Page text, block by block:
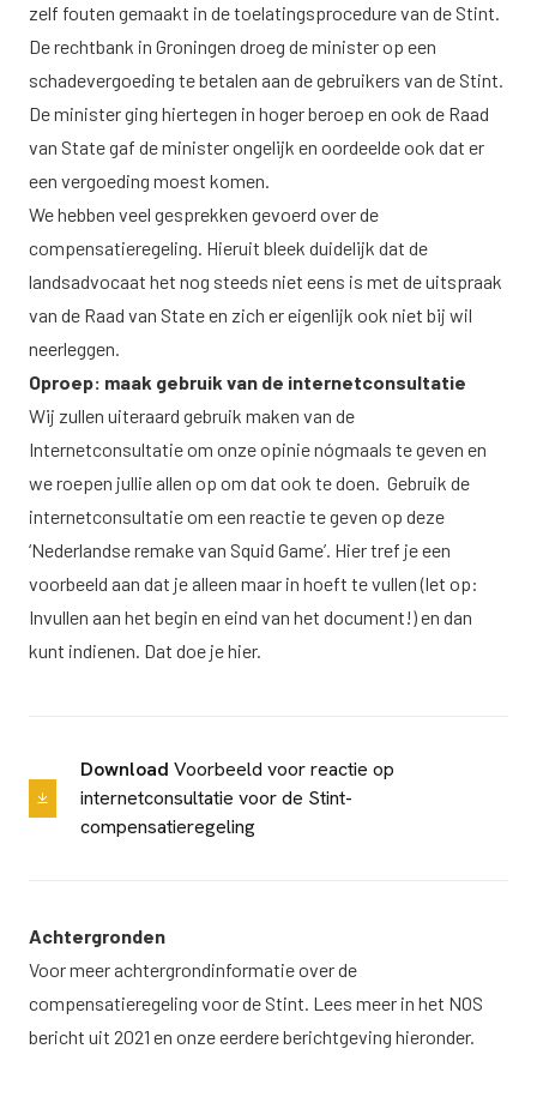
zelf fouten gemaakt in de toelatingsprocedure van de Stint.
De rechtbank in Groningen droeg de minister op een
schadevergoeding te betalen aan de gebruikers van de Stint.
De minister ging hiertegen in hoger beroep en ook de Raad
van State gaf de minister ongelijk en oordeelde ook dat er
een vergoeding moest komen.
We hebben veel gesprekken gevoerd over de
compensatieregeling. Hieruit bleek duidelijk dat de
landsadvocaat het nog steeds niet eens is met de uitspraak
van de Raad van State en zich er eigenlijk ook niet bij wil
neerleggen.
Oproep: maak gebruik van de internetconsultatie
Wij zullen uiteraard gebruik maken van de
Internetconsultatie om onze opinie nógmaals te geven en
we roepen jullie allen op om dat ook te doen. Gebruik de
internetconsultatie om een reactie te geven op deze
‘Nederlandse remake van Squid Game’. Hier tref je een
voorbeeld aan dat je alleen maar in hoeft te vullen (let op:
Invullen aan het begin en eind van het document!) en dan
kunt indienen. Dat doe jehier.
Download Voorbeeld voor reactie op
internetconsultatie voor de Stint-
compensatieregeling
Achtergronden
Voor meer achtergrondinformatie over de
compensatieregeling voor de Stint. Lees meer in het NOS
bericht uit 2021 en onze eerdere berichtgeving hieronder.